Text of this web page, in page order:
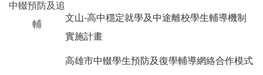
中輟預防及追
輔
文山-高中穩定就學及中途離校學生輔導機制
實施計畫
高雄市中輟學生預防及復學輔導網絡合作模式